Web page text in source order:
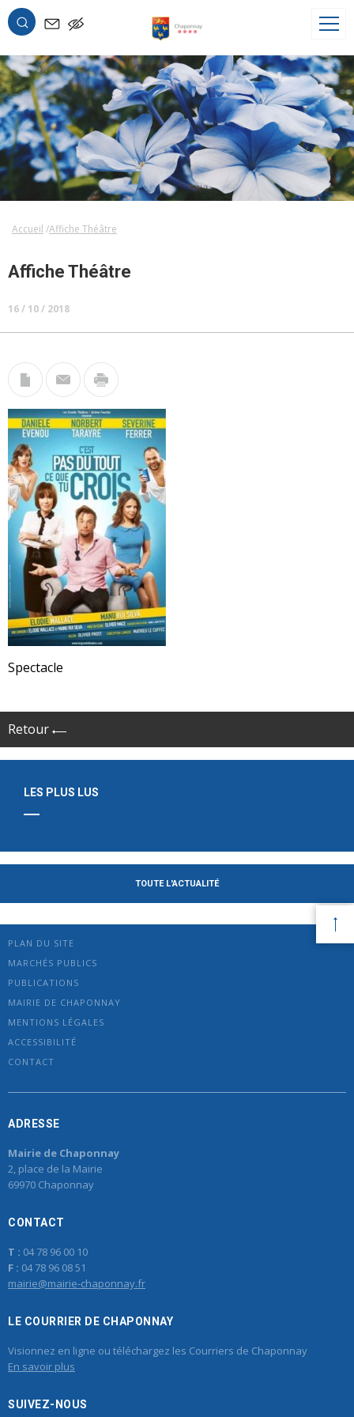
OK
Accueil Affiche Théâtre
Affiche Théâtre
16 / 10 / 2018
Spectacle
Retour
LES PLUS LUS
TOUTE L'ACTUALITÉ
PLAN DU SITE
MARCHÉS PUBLICS
PUBLICATIONS
MAIRIE DE CHAPONNAY
MENTIONS LÉGALES
ACCESSIBILITÉ
CONTACT
ADRESSE
Mairie de Chaponnay
2, place de la Mairie
69970 Chaponnay
CONTACT
T : 04 78 96 00 10
F : 04 78 96 08 51
mairie@mairie-chaponnay.fr
LE COURRIER DE CHAPONNAY
Visionnez en ligne ou téléchargez les Courriers de Chaponnay
En savoir plus
SUIVEZ-NOUS